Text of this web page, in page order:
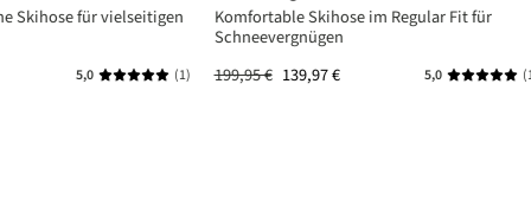
5 von 5 Sternen
Skihose für vielseitigen
5,0 Durchschnittliche Bewertung von 5 von 5 Sternen
(1)
Komfortable Skihose im Regular Fit für
Schneevergnügen
199,95 € 139,97 € 5,0